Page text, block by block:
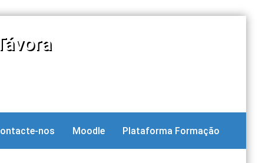
nos Moodle Plataforma Formação